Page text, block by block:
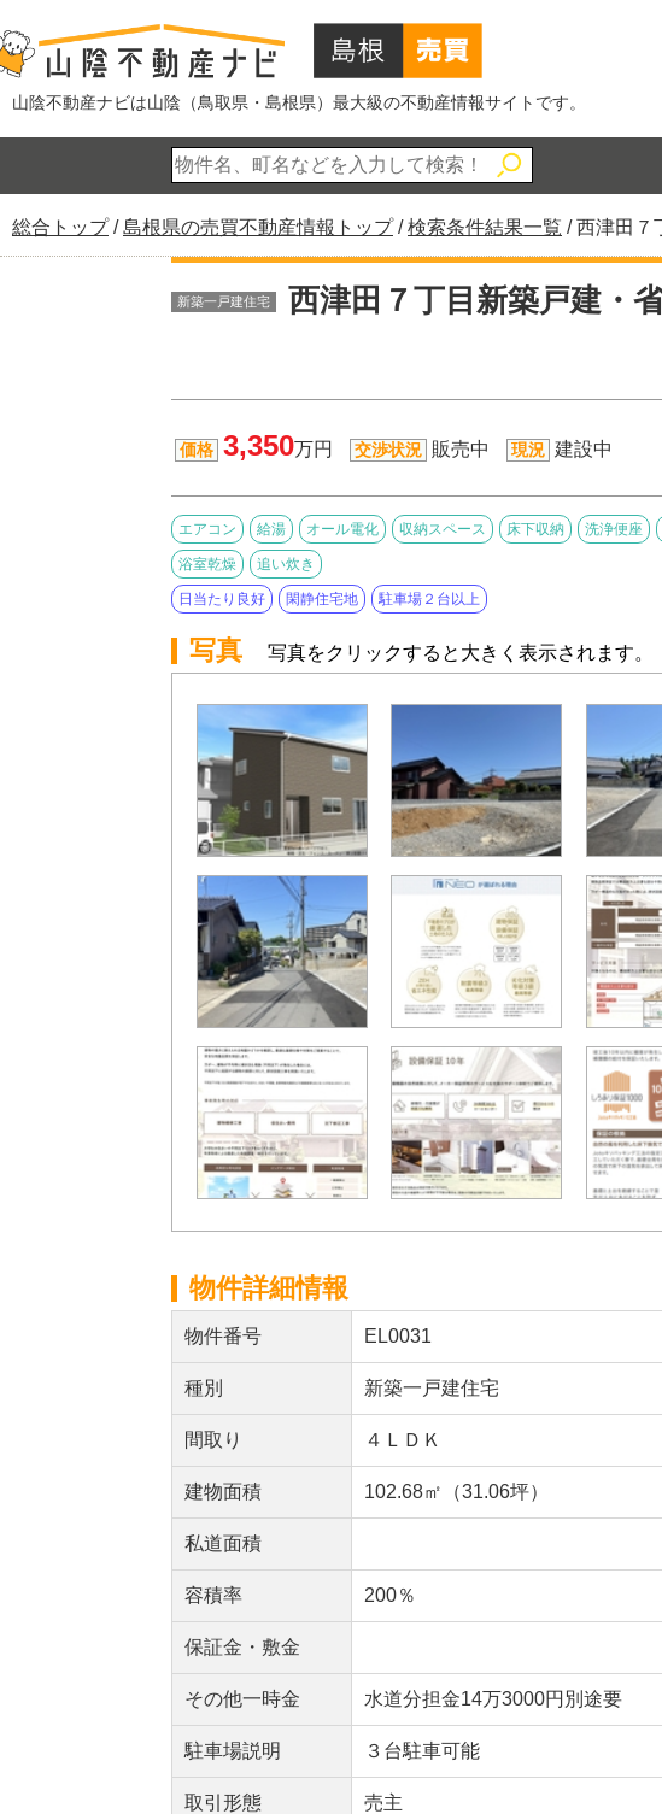
山陰不動産ナビは山陰（鳥取県・島根県）最大級の不動産情報サイトです。
現
在
総合トップ/島根県の売買不動産情報トップ/検索条件結果一覧 /西津田７
新築一戸建住宅 西津田７丁目新築戸建・
価格 3,350万円 交渉状況 販売中 現況 建設中
エアコン 給湯 オール電化 収納スペース 床下収納 洗浄便座
浴室乾燥 追い炊き
日当たり良好 閑静住宅地 駐車場２台以上
写真 写真をクリックすると大きく表示されます。
物件詳細情報
物件番号 EL0031
種別 新築一戸建住宅
間取り ４ＬＤＫ
建物面積 102.68㎡（31.06坪）
私道面積
容積率 200％
保証金・敷金
その他一時金 水道分担金14万3000円別途要
駐車場説明 ３台駐車可能
取引形態 売主